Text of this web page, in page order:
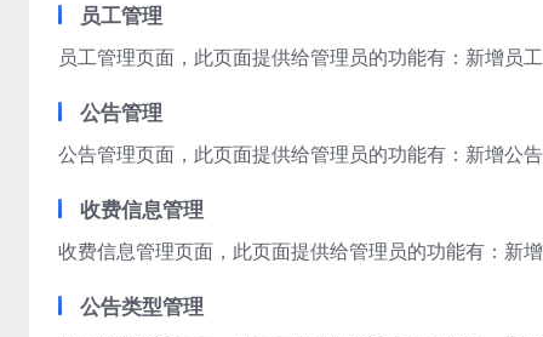
员工管理
员工管理页面，此页面提供给管理员的功能有：新增员
公告管理
公告管理页面，此页面提供给管理员的功能有：新增公
收费信息管理
收费信息管理页面，此页面提供给管理员的功能有：新
公告类型管理